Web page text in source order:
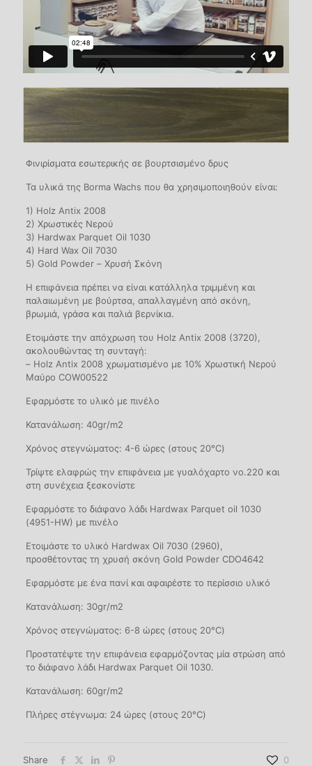
Φινιρίσματα εσωτερικής σε βουρτσισμένο δρυς
Τα υλικά της Borma Wachs που θα χρησιμοποιηθούν είναι:
1) Holz Antix 2008
2) Χρωστικές Νερού
3) Hardwax Parquet Oil 1030
4) Hard Wax Oil 7030
5) Gold Powder – Χρυσή Σκόνη
Η επιφάνεια πρέπει να είναι κατάλληλα τριμμένη και
παλαιωμένη με βούρτσα, απαλλαγμένη από σκόνη,
βρωμιά, γράσα και παλιά βερνίκια.
Ετοιμάστε την απόχρωση του Holz Antix 2008 (3720),
ακολουθώντας τη συνταγή:
– Holz Antix 2008 χρωματισμένο με 10% Χρωστική Νερού
Μαύρο COW00522
Εφαρμόστε το υλικό με πινέλο
Κατανάλωση: 40gr/m2
Χρόνος στεγνώματος: 4-6 ώρες (στους 20°C)
Τρίψτε ελαφρώς την επιφάνεια με γυαλόχαρτο νο.220 και
στη συνέχεια ξεσκονίστε
Εφαρμόστε το διάφανο λάδι Hardwax Parquet oil 1030
(4951-HW) με πινέλο
Ετοιμάστε το υλικό Hardwax Oil 7030 (2960),
προσθέτοντας τη χρυσή σκόνη Gold Powder CDO4642
Εφαρμόστε με ένα πανί και αφαιρέστε το περίσσιο υλικό
Κατανάλωση: 30gr/m2
Χρόνος στεγνώματος: 6-8 ώρες (στους 20°C)
Προστατέψτε την επιφάνεια εφαρμόζοντας μία στρώση από
το διάφανο λάδι Hardwax Parquet Οil 1030.
Κατανάλωση: 60gr/m2
Πλήρες στέγνωμα: 24 ώρες (στους 20°C)
Share 0